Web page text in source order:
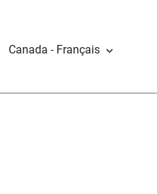
Canada - Français